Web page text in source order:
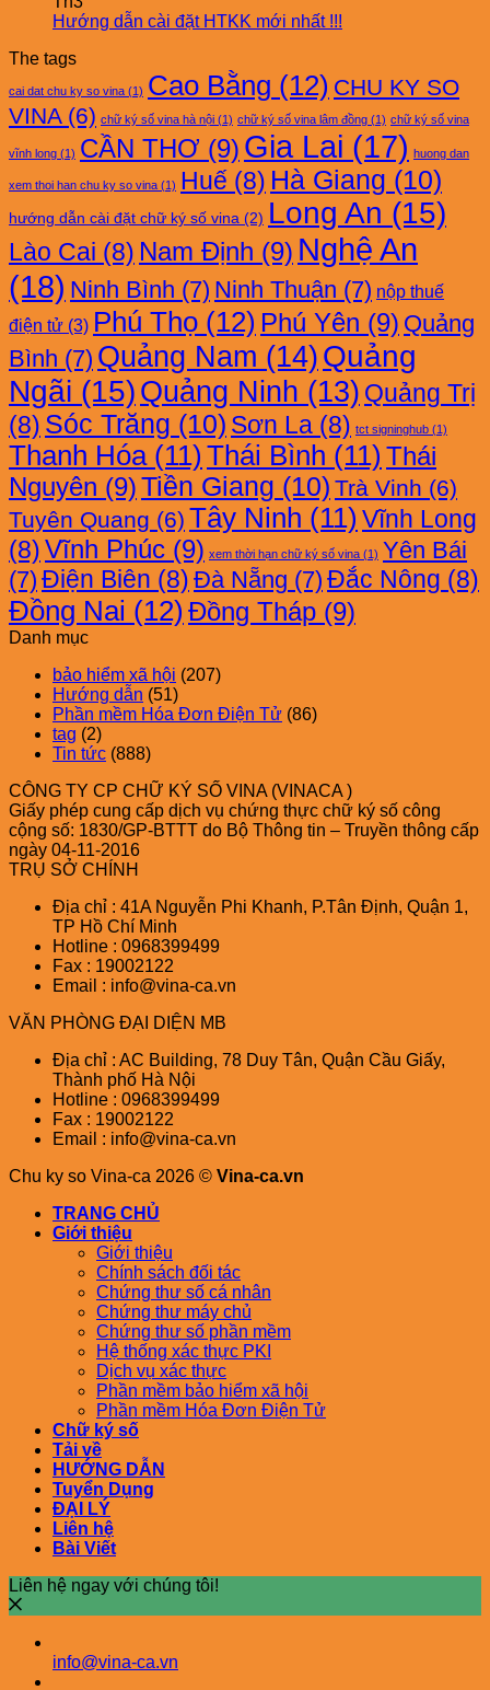
Hướng dẫn cài đặt HTKK mới nhất !!!
The tags
cai dat chu ky so vina (1) Cao Bằng (12) CHU KY SO
VINA(6) chữ ký số vina hà nội (1) chữ ký số vina lâm đồng (1) chữ ký số vina
vĩnh long (1) CẦN THƠ (9) Gia Lai (17) huong dan
xem thoi han chu ky so vina (1) Huế (8) Hà Giang (10)
hướng dẫn cài đặt chữ ký số vina (2) Long An (15)
Lào Cai (8) Nam Định (9) Nghệ An
(18) Ninh Bình (7) Ninh Thuận (7) nộp thuế
điện tử (3) Phú Thọ (12) Phú Yên (9) Quảng
Bình (7) Quảng Nam (14)Quảng
Ngãi (15) Quảng Ninh (13) Quảng Trị
(8) Sóc Trăng (10) Sơn La (8) tct signinghub (1)
Thanh Hóa(11) Thái Bình (11) Thái
Nguyên (9)Tiền Giang (10) Trà Vinh (6)
Tuyên Quang (6) Tây Ninh (11) Vĩnh Long
(8)Vĩnh Phúc (9) xem thời hạn chữ ký số vina (1) Yên Bái
(7) Điện Biên (8) Đà Nẵng (7) Đắc Nông (8)
Đồng Nai (12) Đồng Tháp (9)
Danh mục
bảo hiểm xã hội (207)
Hướng dẫn (51)
Phần mềm Hóa Đơn Điện Tử (86)
tag (2)
Tin tức (888)
CÔNG TY CP CHỮ KÝ SỐ VINA (VINACA )
Giấy phép cung cấp dịch vụ chứng thực chữ ký số công
cộng số: 1830/GP-BTTT do Bộ Thông tin – Truyền thông cấp
ngày 04-11-2016
TRỤ SỞ CHÍNH
Địa chỉ : 41A Nguyễn Phi Khanh, P.Tân Định, Quận 1,
TP Hồ Chí Minh
Hotline : 0968399499
Fax : 19002122
Email : info@vina-ca.vn
VĂN PHÒNG ĐẠI DIỆN MB
Địa chỉ : AC Building, 78 Duy Tân, Quận Cầu Giấy,
Thành phố Hà Nội
Hotline : 0968399499
Fax : 19002122
Email : info@vina-ca.vn
Chu ky so Vina-ca 2026 © Vina-ca.vn
TRANG CHỦ
Giới thiệu
Giới thiệu
Chính sách đối tác
Chứng thư số cá nhân
Chứng thư máy chủ
Chứng thư số phần mềm
Hệ thống xác thực PKI
Dịch vụ xác thực
Phần mềm bảo hiểm xã hội
Phần mềm Hóa Đơn Điện Tử
Chữ ký số
Tải về
HƯỚNG DẪN
Tuyển Dụng
ĐẠI LÝ
Liên hệ
Bài Viết
Liên hệ ngay với chúng tôi!
info@vina-ca.vn